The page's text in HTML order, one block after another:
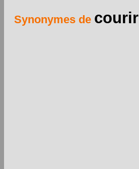
Synonymes de courir